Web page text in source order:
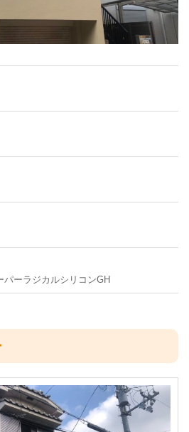
パーラジカルシリコンGH